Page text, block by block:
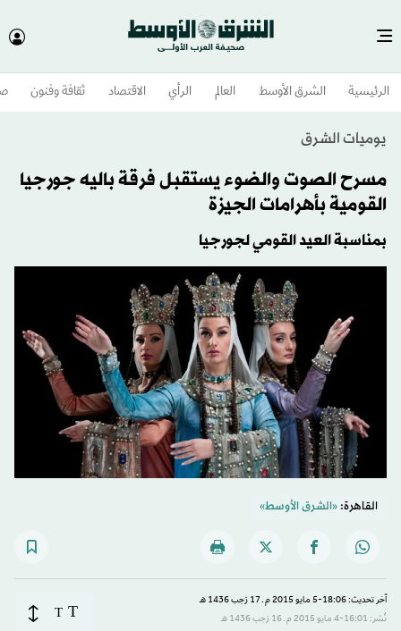
الرئيسية الشرق الأوسط​ العالم الرأي الاقتصاد ثقافة وفنون
يوميات الشرق
مسرح الصوت والضوء يستقبل فرقة باليه جورجيا
القومية بأهرامات الجيزة
بمناسبة العيد القومي لجورجيا
القاهرة:«الشرق الأوسط»
آخر تحديث: 18:06-5 مايو 2015 م ـ 17 رَجب 1436 هـ
نُشر: 16:01-4 مايو 2015 م ـ 16 رَجب 1436 هـ
T
T